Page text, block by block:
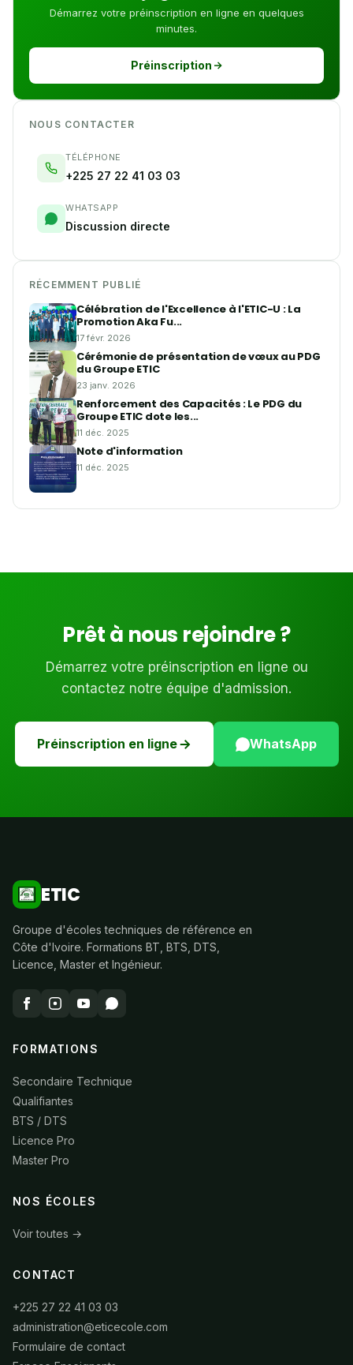
Démarrez votre préinscription en ligne en quelques
minutes.
Préinscription
NOUS CONTACTER
TÉLÉPHONE
+225 27 22 41 03 03
WHATSAPP
Discussion directe
RÉCEMMENT PUBLIÉ
Célébration de l'Excellence à l'ETIC-U : La
Promotion Aka Fu...
17 févr. 2026
Cérémonie de présentation de vœux au PDG
du Groupe ETIC
23 janv. 2026
Renforcement des Capacités : Le PDG du
Groupe ETIC dote les...
11 déc. 2025
Note d'information
11 déc. 2025
Prêt à nous rejoindre ?
Démarrez votre préinscription en ligne ou
contactez notre équipe d'admission.
Préinscription en ligne WhatsApp
ETIC
Groupe d'écoles techniques de référence en
Côte d'Ivoire. Formations BT, BTS, DTS,
Licence, Master et Ingénieur.
FORMATIONS
Secondaire Technique
Qualifiantes
BTS / DTS
Licence Pro
Master Pro
NOS ÉCOLES
Voir toutes →
CONTACT
+225 27 22 41 03 03
administration@eticecole.com
Formulaire de contact